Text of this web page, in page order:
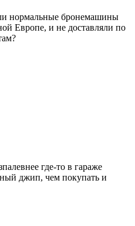
нормальные бронемашины
Европе, и не доставляли по
где-то в гараже
джип, чем покупать и